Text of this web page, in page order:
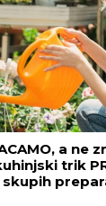
a ne
trik
skupih